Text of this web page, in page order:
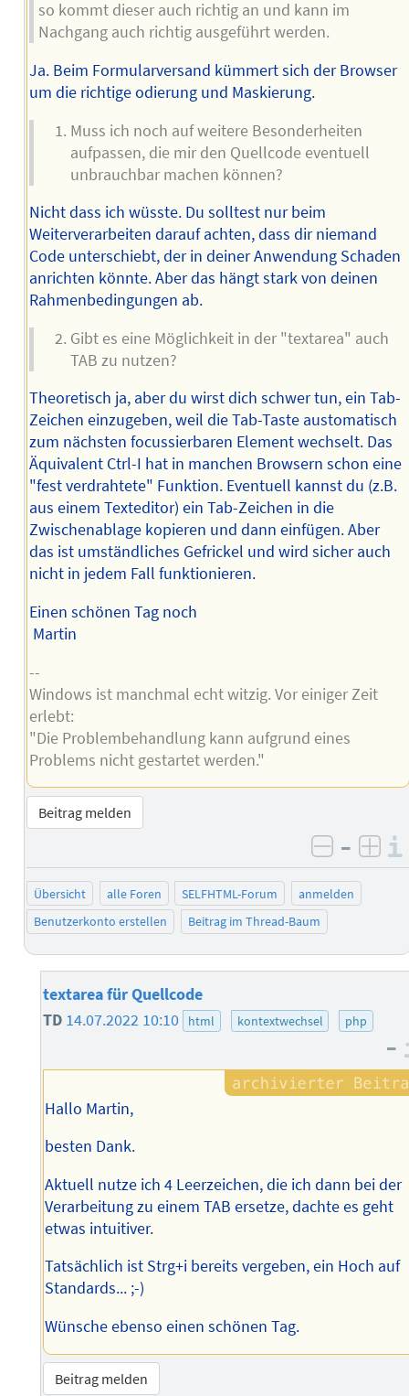
so kommt dieser auch richtig an und kann im
Nachgang auch richtig ausgeführt werden.
Ja. Beim Formularversand kümmert sich der Browser
um die richtige odierung und Maskierung.
Muss ich noch auf weitere Besonderheiten
aufpassen, die mir den Quellcode eventuell
unbrauchbar machen können?
Nicht dass ich wüsste. Du solltest nur beim
Weiterverarbeiten darauf achten, dass dir niemand
Code unterschiebt, der in deiner Anwendung Schaden
anrichten könnte. Aber das hängt stark von deinen
Rahmenbedingungen ab.
Gibt es eine Möglichkeit in der "textarea" auch
TAB zu nutzen?
Theoretisch ja, aber du wirst dich schwer tun, ein Tab-
Zeichen einzugeben, weil die Tab-Taste austomatisch
zum nächsten focussierbaren Element wechselt. Das
Äquivalent Ctrl-I hat in manchen Browsern schon eine
"fest verdrahtete" Funktion. Eventuell kannst du (z.B.
aus einem Texteditor) ein Tab-Zeichen in die
Zwischenablage kopieren und dann einfügen. Aber
das ist umständliches Gefrickel und wird sicher auch
nicht in jedem Fall funktionieren.
Einen schönen Tag noch
Martin
--
Windows ist manchmal echt witzig. Vor einiger Zeit
erlebt:
"Die Problembehandlung kann aufgrund eines
Problems nicht gestartet werden."
Beitrag melden
negativ
–
Übersicht alle Foren SELFHTML-Forum
anmelden
Benutzerkonto erstellen
Beitrag im Thread-Baum
textarea für Quellcode
TD 14.07.2022 10:10 html kontextwechsel php
–
Hallo Martin,
besten Dank.
Aktuell nutze ich 4 Leerzeichen, die ich dann bei der
Verarbeitung zu einem TAB ersetze, dachte es geht
etwas intuitiver.
Tatsächlich ist Strg+i bereits vergeben, ein Hoch auf
Standards... ;-)
Wünsche ebenso einen schönen Tag.
Beitrag melden